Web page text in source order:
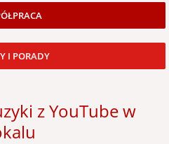
I PORADY
z YouTube w